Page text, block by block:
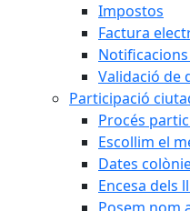
Impostos
Factura
Validació de
Participació
Procés
Escollim el
Dates
Encesa dels